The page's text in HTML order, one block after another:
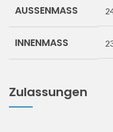
AUSSENMASS
INNENMASS
Zulassungen